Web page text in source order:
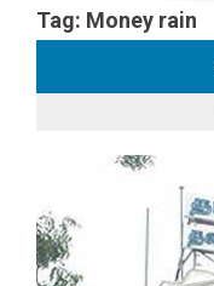
Tag: Money rain